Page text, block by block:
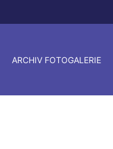
ARCHIV FOTOGALERIE